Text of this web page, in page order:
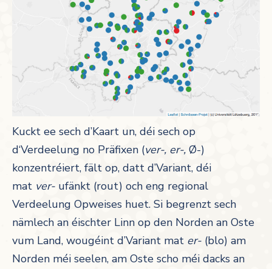
Kuckt ee sech d’Kaart un, déi sech op
d‘Verdeelung no Präfixen (ver-, er-, Ø-)
konzentréiert, fält op, datt d’Variant, déi
mat ver- ufänkt (rout) och eng regional
Verdeelung Opweises huet. Si begrenzt sech
nämlech an éischter Linn op den Norden an Oste
vum Land, wougéint d’Variant mat er- (blo) am
Norden méi seelen, am Oste scho méi dacks an